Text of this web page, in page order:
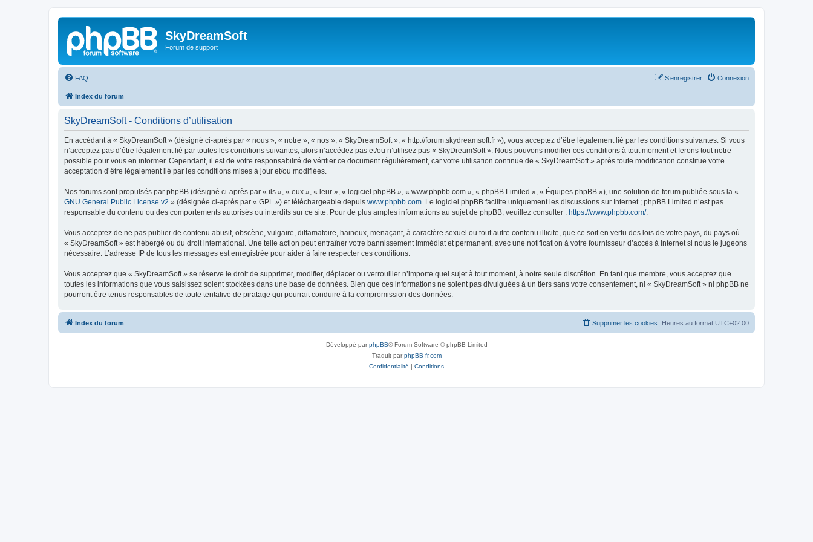
SkyDreamSoft
Forum de support
FAQ Connexion
S’enregistrer
Index du forum
SkyDreamSoft - Conditions d’utilisation
En accédant à « SkyDreamSoft » (désigné ci-après par « nous », « notre », « nos », « SkyDreamSoft », « http://forum.skydreamsoft.fr »), vous acceptez d’être légalement lié par les conditions suivantes. Si vous
n’acceptez pas d’être légalement lié par toutes les conditions suivantes, alors n’accédez pas et/ou n’utilisez pas « SkyDreamSoft ». Nous pouvons modifier ces conditions à tout moment et ferons tout notre
possible pour vous en informer. Cependant, il est de votre responsabilité de vérifier ce document régulièrement, car votre utilisation continue de « SkyDreamSoft » après toute modification constitue votre
acceptation d’être légalement lié par les conditions mises à jour et/ou modifiées.
Nos forums sont propulsés par phpBB (désigné ci-après par « ils », « eux », « leur », « logiciel phpBB », « www.phpbb.com », « phpBB Limited », « Équipes phpBB »), une solution de forum publiée sous la «
GNU General Public License v2 » (désignée ci-après par « GPL ») et téléchargeable depuis www.phpbb.com . Le logiciel phpBB facilite uniquement les discussions sur Internet ; phpBB Limited n’est pas
responsable du contenu ou des comportements autorisés ou interdits sur ce site. Pour de plus amples informations au sujet de phpBB, veuillez consulter : https://www.phpbb.com/.
Vous acceptez de ne pas publier de contenu abusif, obscène, vulgaire, diffamatoire, haineux, menaçant, à caractère sexuel ou tout autre contenu illicite, que ce soit en vertu des lois de votre pays, du pays où
« SkyDreamSoft » est hébergé ou du droit international. Une telle action peut entraîner votre bannissement immédiat et permanent, avec une notification à votre fournisseur d’accès à Internet si nous le jugeons
nécessaire. L’adresse IP de tous les messages est enregistrée pour aider à faire respecter ces conditions.
Vous acceptez que « SkyDreamSoft » se réserve le droit de supprimer, modifier, déplacer ou verrouiller n’importe quel sujet à tout moment, à notre seule discrétion. En tant que membre, vous acceptez que
toutes les informations que vous saisissez soient stockées dans une base de données. Bien que ces informations ne soient pas divulguées à un tiers sans votre consentement, ni « SkyDreamSoft » ni phpBB ne
pourront être tenus responsables de toute tentative de piratage qui pourrait conduire à la compromission des données.
Index du forum Heures au format UTC+02:00
Supprimer les cookies
Développé parphpBB® Forum Software © phpBB Limited
Traduit parphpBB-fr.com
Confidentialité | Conditions